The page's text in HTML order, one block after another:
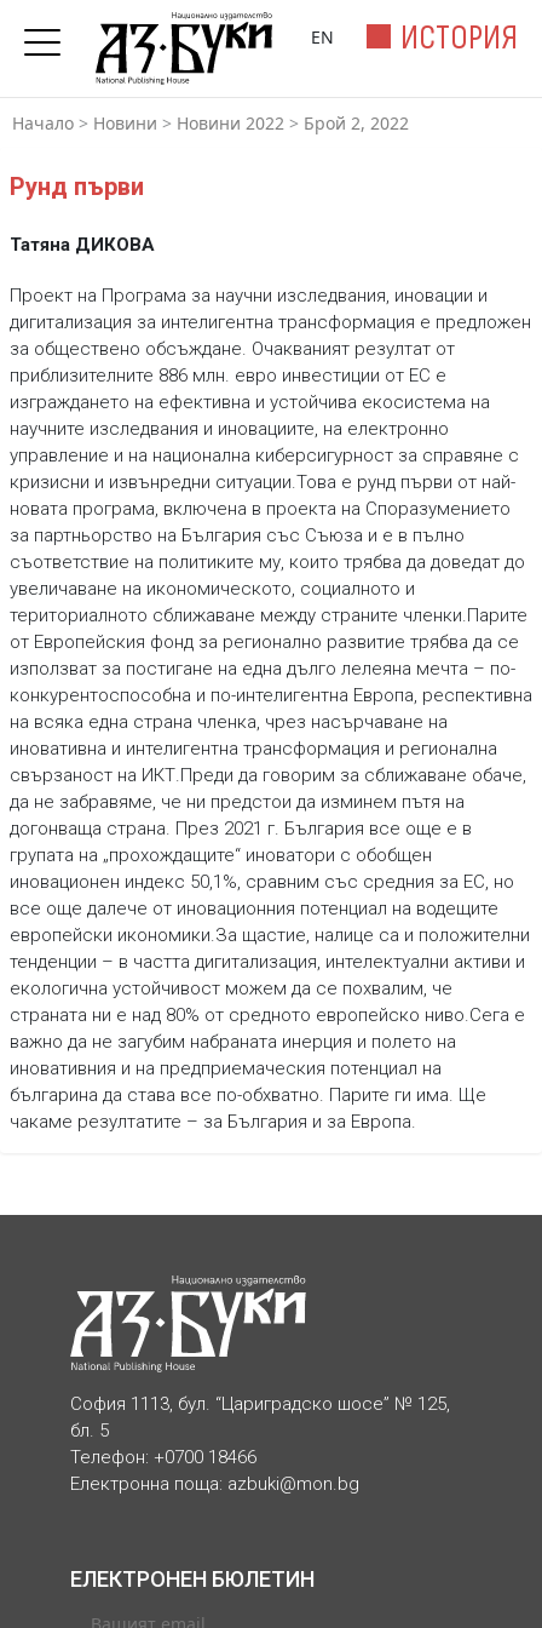
ИСТОРИЯ
EN
Начало > Новини > Новини 2022 > Брой 2, 2022
Рунд първи
Татяна ДИКОВА
Проект на Програма за научни изследвания, иновации и
дигитализация за интелигентна трансформация е предложен
за обществено обсъждане. Очакваният резултат от
приблизителните 886 млн. евро инвестиции от ЕС е
изграждането на ефективна и устойчива екосистема на
научните изследвания и иновациите, на електронно
управление и на национална киберсигурност за справяне с
кризисни и извънредни ситуации.Това е рунд първи от най-
новата програма, включена в проекта на Споразумението
за партньорство на България със Съюза и е в пълно
съответствие на политиките му, които трябва да доведат до
увеличаване на икономическото, социалното и
териториалното сближаване между страните членки.Парите
от Европейския фонд за регионално развитие трябва да се
използват за постигане на една дълго лелеяна мечта – по-
конкурентоспособна и по-интелигентна Европа, респективна
на всяка една страна членка, чрез насърчаване на
иновативна и интелигентна трансформация и регионална
свързаност на ИКТ.Преди да говорим за сближаване обаче,
да не забравяме, че ни предстои да изминем пътя на
догонваща страна. През 2021 г. България все още е в
групата на „прохождащите“ иноватори с обобщен
иновационен индекс 50,1%, сравним със средния за ЕС, но
все още далече от иновационния потенциал на водещите
европейски икономики.За щастие, налице са и положителни
тенденции – в частта дигитализация, интелектуални активи и
екологична устойчивост можем да се похвалим, че
страната ни е над 80% от средното европейско ниво.Сега е
важно да не загубим набраната инерция и полето на
иновативния и на предприемаческия потенциал на
българина да става все по-обхватно. Парите ги има. Ще
чакаме резултатите – за България и за Европа.
София 1113, бул. “Цариградско шосе” № 125,
бл. 5
Телефон: +0700 18466
Електронна поща: azbuki@mon.bg
ЕЛЕКТРОНЕН БЮЛЕТИН